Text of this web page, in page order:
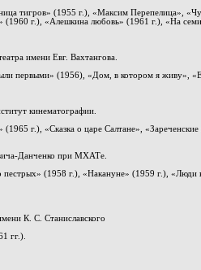
тигров» (1955 г.), «Максим Перепелица»,
г.), «Алешкина любовь» (1961 г.), «На семи
имени Eвг. Вахтангова.
первыми» (1956), «Дом, в котором я живу»,
кинематографии.
г.), «Сказка о царе Салтане»,
Данченко при МХАТе.
пестрых» (1958 г.), «Накануне» (1959 г.),
К. С. Станиславского
гг.).